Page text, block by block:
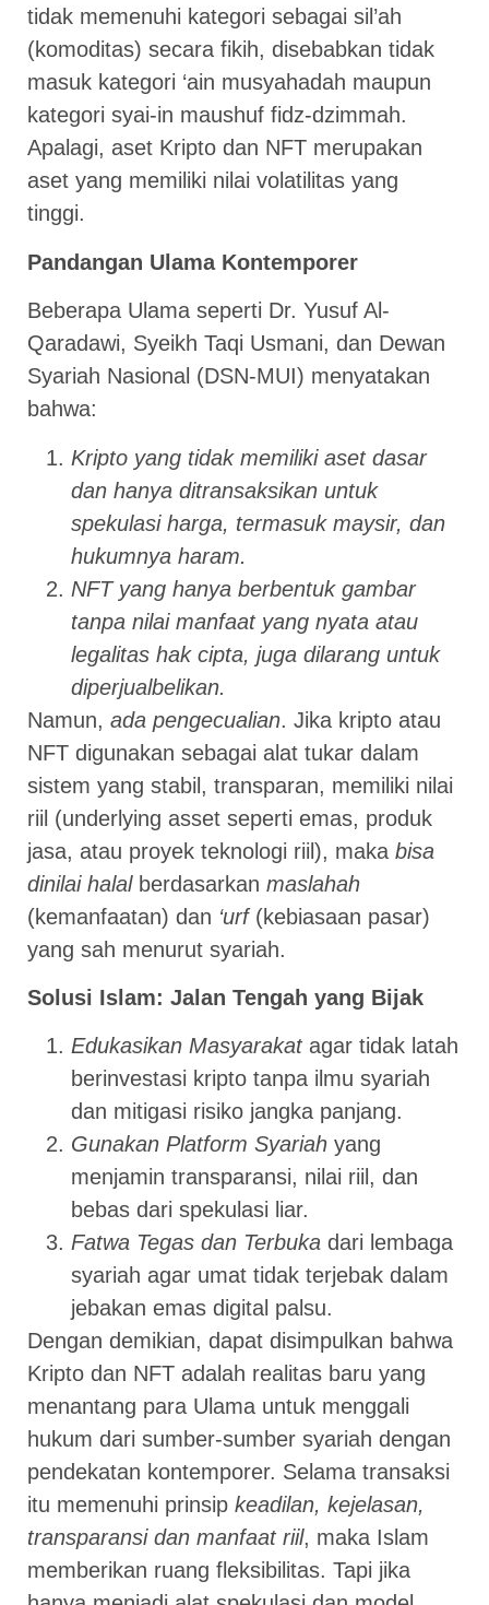
tidak memenuhi kategori sebagai sil’ah
(komoditas) secara fikih, disebabkan tidak
masuk kategori ‘ain musyahadah maupun
kategori syai-in maushuf fidz-dzimmah.
Apalagi, aset Kripto dan NFT merupakan
aset yang memiliki nilai volatilitas yang
tinggi.
Pandangan Ulama Kontemporer
Beberapa Ulama seperti Dr. Yusuf Al-
Qaradawi, Syeikh Taqi Usmani, dan Dewan
Syariah Nasional (DSN-MUI) menyatakan
bahwa:
Kripto yang tidak memiliki aset dasar
dan hanya ditransaksikan untuk
spekulasi harga, termasuk maysir, dan
hukumnya haram.
NFT yang hanya berbentuk gambar
tanpa nilai manfaat yang nyata atau
legalitas hak cipta, juga dilarang untuk
diperjualbelikan.
Namun, ada pengecualian. Jika kripto atau
NFT digunakan sebagai alat tukar dalam
sistem yang stabil, transparan, memiliki nilai
riil (underlying asset seperti emas, produk
jasa, atau proyek teknologi riil), maka bisa
dinilai halalberdasarkan maslahah
(kemanfaatan) dan ‘urf(kebiasaan pasar)
yang sah menurut syariah.
Solusi Islam: Jalan Tengah yang Bijak
Edukasikan Masyarakatagar tidak latah
berinvestasi kripto tanpa ilmu syariah
dan mitigasi risiko jangka panjang.
Gunakan Platform Syariah yang
menjamin transparansi, nilai riil, dan
bebas dari spekulasi liar.
Fatwa Tegas dan Terbuka dari lembaga
syariah agar umat tidak terjebak dalam
jebakan emas digital palsu.
Dengan demikian, dapat disimpulkan bahwa
Kripto dan NFT adalah realitas baru yang
menantang para Ulama untuk menggali
hukum dari sumber-sumber syariah dengan
pendekatan kontemporer. Selama transaksi
itu memenuhi prinsip keadilan, kejelasan,
transparansi dan manfaat riil, maka Islam
memberikan ruang fleksibilitas. Tapi jika